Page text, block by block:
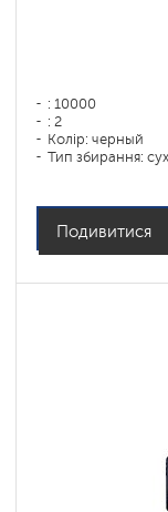
: 10000
: 2
Колір: черный
Тип збирання:
Подивитися